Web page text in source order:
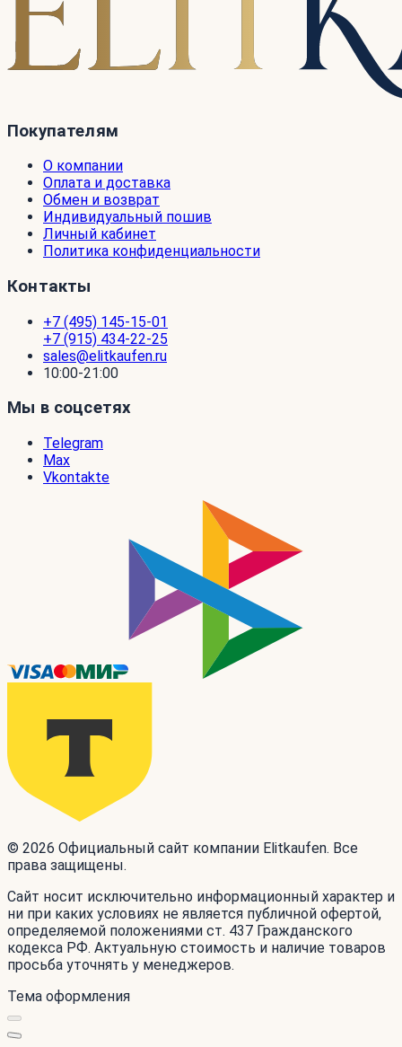
Покупателям
О компании
Оплата и доставка
Обмен и возврат
Индивидуальный пошив
Личный кабинет
Политика конфиденциальности
Контакты
+7 (495) 145-15-01
+7 (915) 434-22-25
sales@elitkaufen.ru
10:00-21:00
Мы в соцсетях
Telegram
Max
Vkontakte
© 2026 Официальный сайт компании Elitkaufen. Все
права защищены.
Сайт носит исключительно информационный характер и
ни при каких условиях не является публичной офертой,
определяемой положениями ст. 437 Гражданского
кодекса РФ. Актуальную стоимость и наличие товаров
просьба уточнять у менеджеров.
Тема оформления